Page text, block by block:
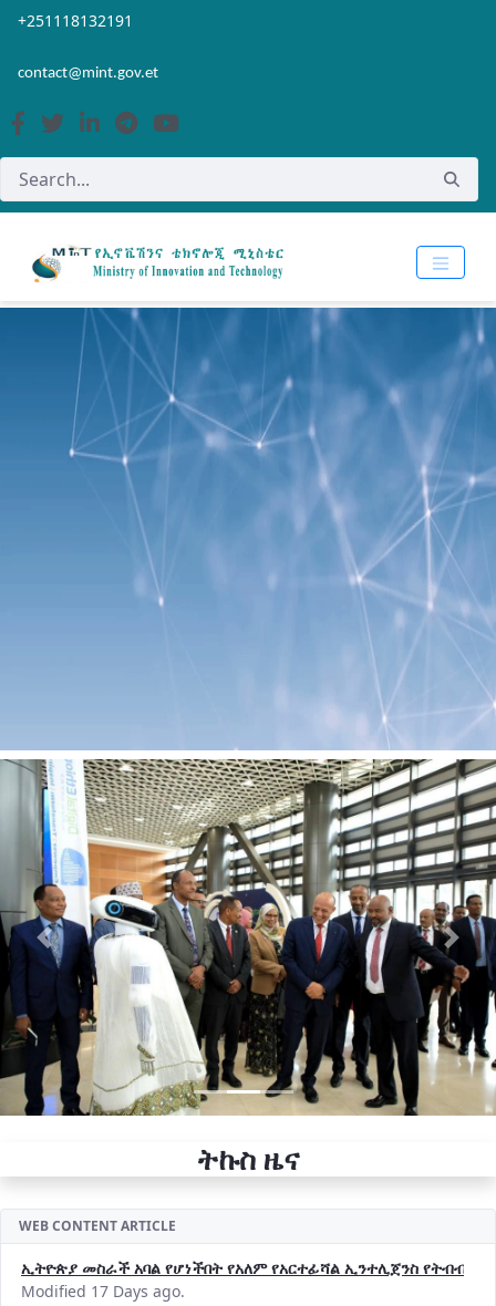
Skip to Main Content
Open Accessibility Menu
+251118132191
contact@mint.gov.et
Previous Next
ትኩስ ዜና
WEB CONTENT ARTICLE
ኢትዮጵያ መስራች አባል የሆነችበት የአለም የአርተፊሻል ኢንተሊጀንስ የትብብር
Modified 17 Days ago.